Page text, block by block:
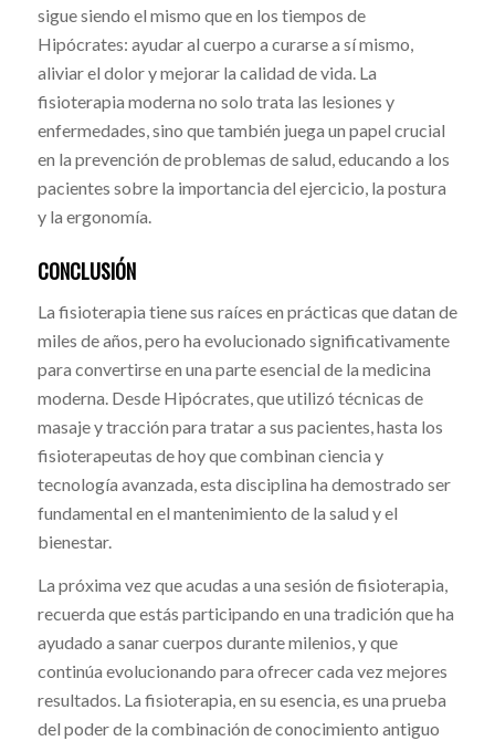
sigue siendo el mismo que en los tiempos de
Hipócrates: ayudar al cuerpo a curarse a sí mismo,
aliviar el dolor y mejorar la calidad de vida. La
fisioterapia moderna no solo trata las lesiones y
enfermedades, sino que también juega un papel crucial
en la prevención de problemas de salud, educando a los
pacientes sobre la importancia del ejercicio, la postura
y la ergonomía.
CONCLUSIÓN
La fisioterapia tiene sus raíces en prácticas que datan de
miles de años, pero ha evolucionado significativamente
para convertirse en una parte esencial de la medicina
moderna. Desde Hipócrates, que utilizó técnicas de
masaje y tracción para tratar a sus pacientes, hasta los
fisioterapeutas de hoy que combinan ciencia y
tecnología avanzada, esta disciplina ha demostrado ser
fundamental en el mantenimiento de la salud y el
bienestar.
La próxima vez que acudas a una sesión de fisioterapia,
recuerda que estás participando en una tradición que ha
ayudado a sanar cuerpos durante milenios, y que
continúa evolucionando para ofrecer cada vez mejores
resultados. La fisioterapia, en su esencia, es una prueba
del poder de la combinación de conocimiento antiguo